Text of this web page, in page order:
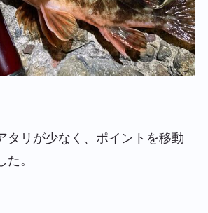
タリが少なく、ポイントを移動
。